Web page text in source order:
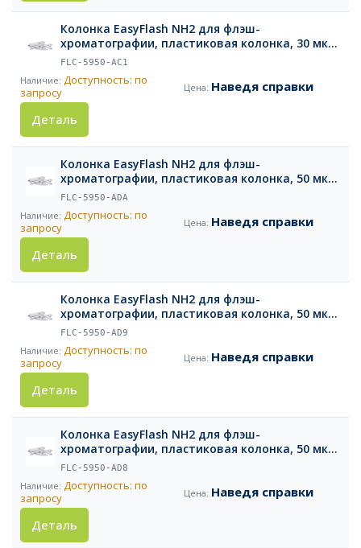
Колонка EasyFlash NH2 для флэш-
хроматографии, пластиковая колонка, 30 мкм,
4 г, 4 шт.
FLC-5950-AC1
Доступность: по
запросу
Наведя справки
Деталь
Колонка EasyFlash NH2 для флэш-
хроматографии, пластиковая колонка, 50 мкм,
1600 г, 1 шт.
FLC-5950-ADA
Доступность: по
запросу
Наведя справки
Деталь
Колонка EasyFlash NH2 для флэш-
хроматографии, пластиковая колонка, 50 мкм,
800 г, 1 шт.
FLC-5950-AD9
Доступность: по
запросу
Наведя справки
Деталь
Колонка EasyFlash NH2 для флэш-
хроматографии, пластиковая колонка, 50 мкм,
330 г, 1 шт.
FLC-5950-AD8
Доступность: по
запросу
Наведя справки
Деталь